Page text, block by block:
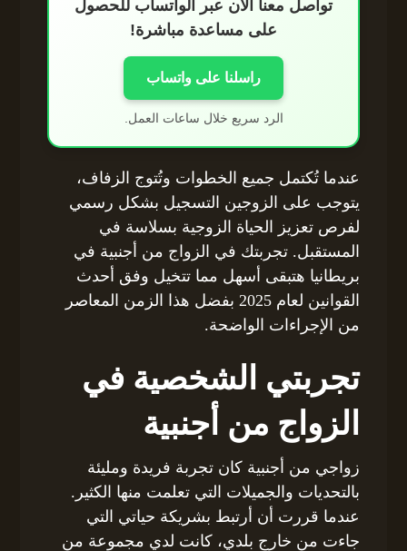
تواصل معنا الآن عبر الواتساب للحصول
على مساعدة مباشرة!
راسلنا على واتساب
الرد سريع خلال ساعات العمل.
عندما تُكتمل جميع الخطوات وتُتوج الزفاف،
يتوجب على الزوجين التسجيل بشكل رسمي
لفرص تعزيز الحياة الزوجية بسلاسة في
المستقبل. تجربتك في الزواج من أجنبية في
بريطانيا هتبقى أسهل مما تتخيل وفق أحدث
القوانين لعام 2025 بفضل هذا الزمن المعاصر
من الإجراءات الواضحة.
تجربتي الشخصية في
الزواج من أجنبية
زواجي من أجنبية كان تجربة فريدة ومليئة
بالتحديات والجميلات التي تعلمت منها الكثير.
عندما قررت أن أرتبط بشريكة حياتي التي
جاءت من خارج بلدي، كانت لدي مجموعة من